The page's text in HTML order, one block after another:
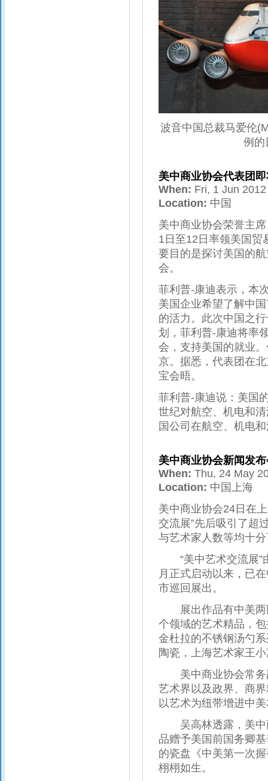
波音中国总裁马爱伦
例的
美中商业协会代表团
When: Fri, 1 Jun
Location: 中国
美中商业协会荣誉主
1日至12日率领美国贸
要目的是探讨美国的
会。
菲利普-康迪表示，本
美国企业希望了解中
的活力。此次中国之
划，菲利普-康迪将率
会，支持美国的就业
京。据悉，代表团在
宝会晤。
菲利普-康迪说：美国
世纪对航空、机电和
国公司在航空、机电
美中商业协会新闻发
When: Thu, 24 May
Location: 中国上海
美中商业协会24日在
交流展”先后吸引了超
与艺术家人数等均十
“美中艺术交流展”
月正式启动以来，已
市巡回展出。
展出作品有中美两
个领域的艺术精品，
金杜拉的不锈钢汤勺
陶瓷，上海艺术家王
美中商业协会常务
艺术界以及政界、商
以艺术为纽带增进中
吴高林透露，美中
品赠予美国前国务卿
的瓷盘《中美第一次
栩栩如生。